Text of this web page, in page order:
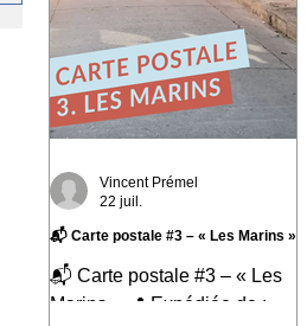
histoire et où le street art
semble avoir remplacé les
murs gris. En parcourant ses
collines, j'ai découvert une
ville résiliente, populaire, cr
📬 Carte postale #3 – « Les Marins »
📬 Carte postale #3 – « Les
Marins » 📍 Expédiée de :
Vincent Prémel
22 juil.